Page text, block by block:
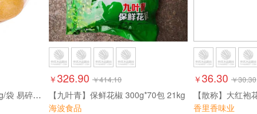
【其他】 油面筋 标准2.5kg/袋 易碎勿压！
￥326.90 ￥414.10
【九叶青】保鲜花椒 300g*70包 21kg
海波食品
￥36.30 ￥30.30
香里香味业